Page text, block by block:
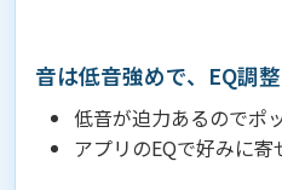
音は低音強めで、EQ調
低音が迫力あるのでポ
アプリのEQで好みに